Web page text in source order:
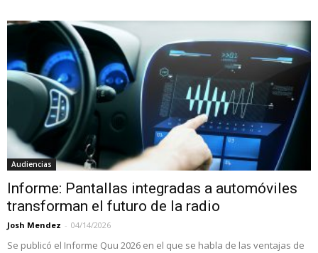
Audiencias
Informe: Pantallas integradas a automóviles
transforman el futuro de la radio
Josh Mendez - 04/14/2026
Se publicó el Informe Quu 2026 en el que se habla de las ventajas de